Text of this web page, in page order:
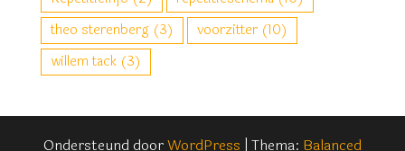
theo sterenberg (3) voorzitter (10)
willem tack (3)
Ondersteund doorWordPress | Thema: Balanced